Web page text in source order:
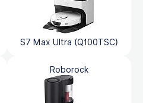
S7 Max Ultra (Q100TSC)
Roborock